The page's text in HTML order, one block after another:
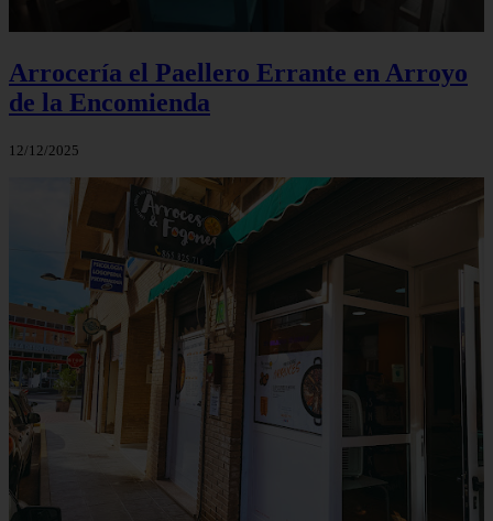
Arrocería el Paellero Errante en Arroyo
de la Encomienda
12/12/2025